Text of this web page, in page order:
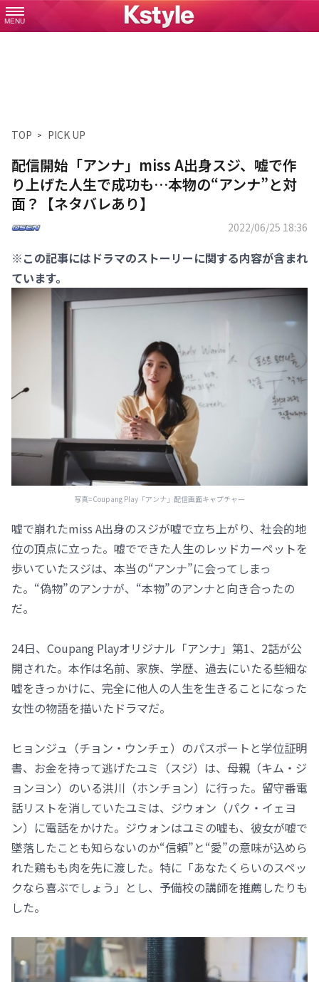
MENU
TOP PICK UP
配信開始「アンナ」miss A出身スジ、嘘で作
り上げた人生で成功も…本物の“アンナ”と対
面？【ネタバレあり】
2022/06/25 18:36
※この記事にはドラマのストーリーに関する内容が含まれ
ています。
写真=Coupang Play「アンナ」配信画面キャプチャー
嘘で崩れたmiss A出身のスジが嘘で立ち上がり、社会的地
位の頂点に立った。嘘でできた人生のレッドカーペットを
歩いていたスジは、本当の“アンナ”に会ってしまっ
た。“偽物”のアンナが、“本物”のアンナと向き合ったの
だ。
24日、Coupang Playオリジナル「アンナ」第1、2話が公
開された。本作は名前、家族、学歴、過去にいたる些細な
嘘をきっかけに、完全に他人の人生を生きることになった
女性の物語を描いたドラマだ。
ヒョンジュ（チョン・ウンチェ）のパスポートと学位証明
書、お金を持って逃げたユミ（スジ）は、母親（キム・ジ
ョンヨン）のいる洪川（ホンチョン）に行った。留守番電
話リストを消していたユミは、ジウォン（パク・イェヨ
ン）に電話をかけた。ジウォンはユミの嘘も、彼女が嘘で
墜落したことも知らないのか“信頼”と“愛”の意味が込めら
れた鶏もも肉を先に渡した。特に「あなたくらいのスペッ
クなら喜ぶでしょう」とし、予備校の講師を推薦したりも
した。